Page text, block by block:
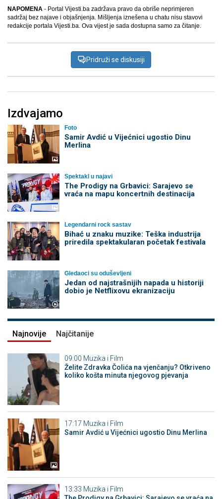
NAPOMENA - Portal Vijesti.ba zadržava pravo da obriše neprimjeren
sadržaj bez najave i objašnjenja. Mišljenja iznešena u chatu nisu stavovi
redakcije portala Vijesti.ba. Ova vijest je sada dostupna samo za čitanje.
Pridruži se diskusiji
Izdvajamo
Foto
Samir Avdić u Vijećnici ugostio Dinu
Merlina
Spektakl u najavi
The Prodigy na Grbavici: Sarajevo se
vraća na mapu koncertnih destinacija
Legendarni rock sastav
Bihać u znaku muzike: Teška industrija
priredila spektakularan početak festivala
Gledaoci su oduševljeni
Jedan od najstrašnijih napada u historiji
dobio je Netflixovu ekranizaciju
Najnovije Najčitanije
09:00 Muzika i Film
Želite Zdravka Čolića na vjenčanju? Otkriveno
koliko košta minuta njegovog pjevanja
17:17 Muzika i Film
Samir Avdić u Vijećnici ugostio Dinu Merlina
13:33 Muzika i Film